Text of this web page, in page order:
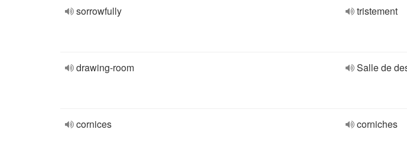
sorrowfully tristement
drawing-room Salle de
cornices corniches